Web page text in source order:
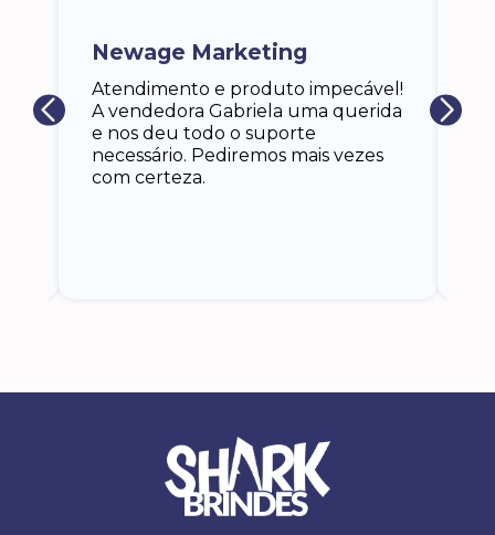
Atendimento e produto impecável!
A vendedora Gabriela uma querida
e nos deu todo o suporte
necessário. Pediremos mais vezes
com certeza.
Newage Marketing